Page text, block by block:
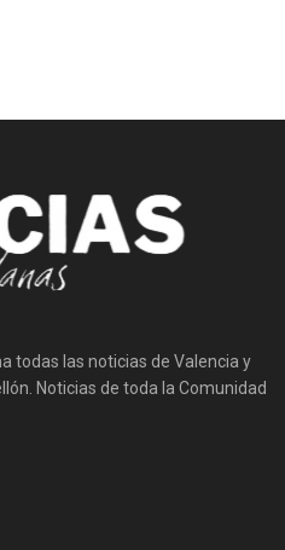
todas las noticias de Valencia y
Noticias de toda la Comunidad